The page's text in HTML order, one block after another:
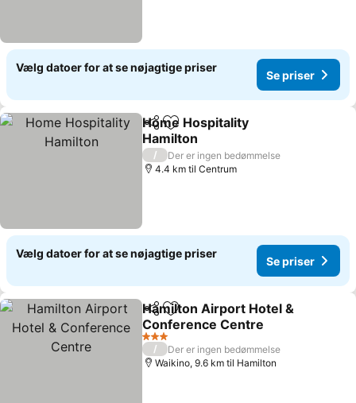
Vælg datoer for at se nøjagtige priser
Se priser
Del Føj til favoritter
Home Hospitality
Hamilton
/
Der er ingen bedømmelse
4.4 km til Centrum
Vælg datoer for at se nøjagtige priser
Se priser
Del Føj til favoritter
Hamilton Airport Hotel &
Conference Centre
3 Stjerner
/
Der er ingen bedømmelse
Waikino, 9.6 km til Hamilton